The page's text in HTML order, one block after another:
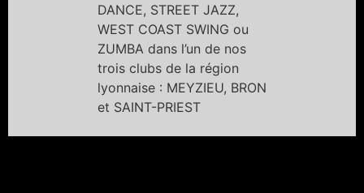
DANCE, STREET JAZZ,
WEST COAST SWING ou
ZUMBA dans l’un de nos
trois clubs de la région
lyonnaise : MEYZIEU, BRON
et SAINT-PRIEST